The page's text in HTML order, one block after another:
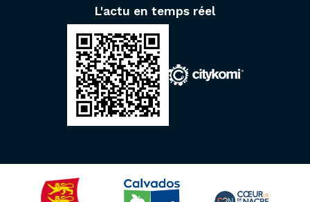
L'actu en temps réel